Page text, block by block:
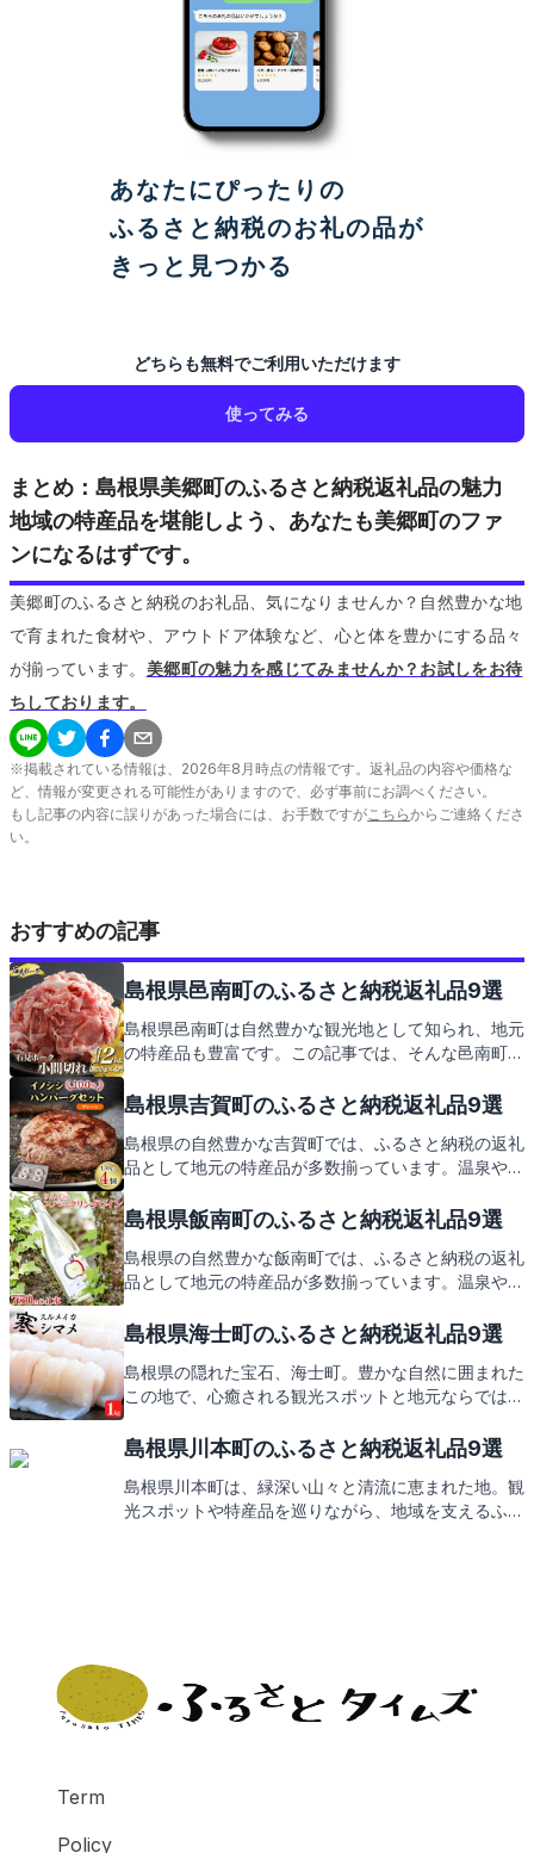
あなたにぴったりの
ふるさと納税のお礼の品が
きっと見つかる
どちらも無料でご利用いただけます
使ってみる
まとめ：島根県美郷町のふるさと納税返礼品の魅力
地域の特産品を堪能しよう、あなたも美郷町のファ
ンになるはずです。
美郷町のふるさと納税のお礼品、気になりませんか？自然豊かな地
で育まれた食材や、アウトドア体験など、心と体を豊かにする品々
が揃っています。 美郷町の魅力を感じてみませんか？お試しをお待
ちしております。
※掲載されている情報は、 2026年8 月時点の情報です。返礼品の内容や価格な
ど、情報が変更される可能性がありますので、必ず事前にお調べください。
もし記事の内容に誤りがあった場合には、お手数ですがこちらからご連絡くださ
い。
おすすめの記事
島根県邑南町のふるさと納税返礼品9選
島根県邑南町は自然豊かな観光地として知られ、地元
の特産品も豊富です。この記事では、そんな邑南町の
ます。地元の味覚や工芸品など、心温まる返礼品の
数々をお楽しみに。
島根県吉賀町のふるさと納税返礼品9選
島根県の自然豊かな吉賀町では、ふるさと納税の返礼
品として地元の特産品が多数揃っています。温泉や綺
この記事では、そんな吉賀町の見どころとともに、心
島根県飯南町のふるさと納税返礼品9選
島根県の自然豊かな飯南町では、ふるさと納税の返礼
品として地元の特産品が多数揃っています。温泉や緑
逸品で舌鼓。これからその返礼品の数々をご紹介して
島根県海士町のふるさと納税返礼品9選
島根県の隠れた宝石、海士町。豊かな自然に囲まれた
この地で、心癒される観光スポットと地元ならではの
た後は、ふるさと納税の返礼品もお楽しみに。
島根県川本町のふるさと納税返礼品9選
島根県川本町は、緑深い山々と清流に恵まれた地。観
光スポットや特産品を巡りながら、地域を支えるふる
Term
Policy